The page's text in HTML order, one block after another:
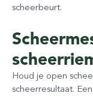
scheerbeurt.
Houd je open
scheerresultaat.